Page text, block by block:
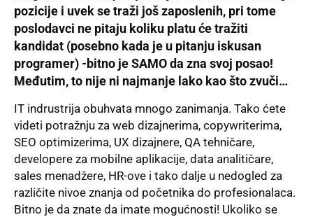
pozicije i uvek se traži još zaposlenih, pri tome
poslodavci ne pitaju koliku platu će tražiti
kandidat (posebno kada je u pitanju iskusan
programer) -bitno je SAMO da zna svoj posao!
Međutim, to nije ni najmanje lako kao što zvuči…
IT indrustrija obuhvata mnogo zanimanja. Tako ćete
videti potražnju za web dizajnerima, copywriterima,
SEO optimizerima, UX dizajnere, QA tehničare,
developere za mobilne aplikacije, data analitičare,
sales menadžere, HR-ove i tako dalje u nedogled za
različite nivoe znanja od početnika do profesionalaca.
Bitno je da znate da imate mogućnosti! Ukoliko se